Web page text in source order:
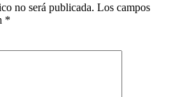
no será publicada. Los campos
*